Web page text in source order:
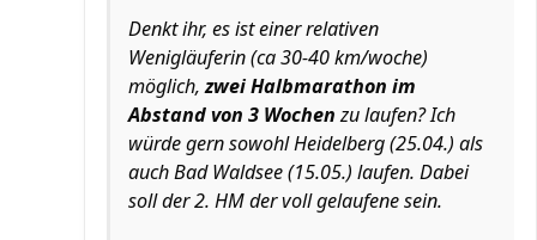
Denkt ihr, es ist einer relativen
Wenigläuferin (ca 30-40 km/woche)
möglich,zwei Halbmarathon im
Abstand von 3 Wochenzu laufen? Ich
würde gern sowohl Heidelberg (25.04.) als
auch Bad Waldsee (15.05.) laufen. Dabei
soll der 2. HM der voll gelaufene sein.